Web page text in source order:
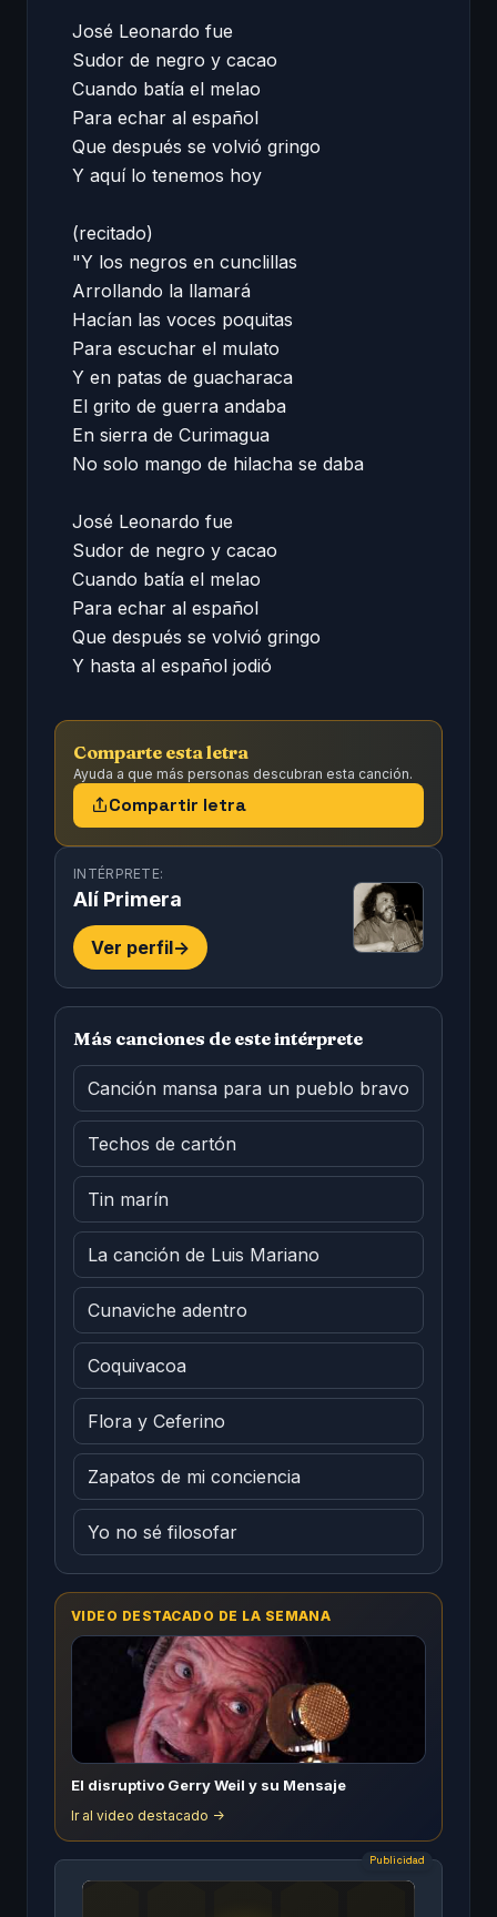
José Leonardo fue
Sudor de negro y cacao
Cuando batía el melao
Para echar al español
Que después se volvió gringo
Y aquí lo tenemos hoy
(recitado)
"Y los negros en cunclillas
Arrollando la llamará
Hacían las voces poquitas
Para escuchar el mulato
Y en patas de guacharaca
El grito de guerra andaba
En sierra de Curimagua
No solo mango de hilacha se daba
José Leonardo fue
Sudor de negro y cacao
Cuando batía el melao
Para echar al español
Que después se volvió gringo
Y hasta al español jodió
Comparte esta letra
Ayuda a que más personas descubran esta canción.
Compartir letra
INTÉRPRETE:
Alí Primera
Ver perfil->
Más canciones de este intérprete
Canción mansa para un pueblo bravo
Techos de cartón
Tin marín
La canción de Luis Mariano
Cunaviche adentro
Coquivacoa
Flora y Ceferino
Zapatos de mi conciencia
Yo no sé filosofar
VIDEO DESTACADO DE LA SEMANA
El disruptivo Gerry Weil y su Mensaje
Ir al video destacado ->
Publicidad